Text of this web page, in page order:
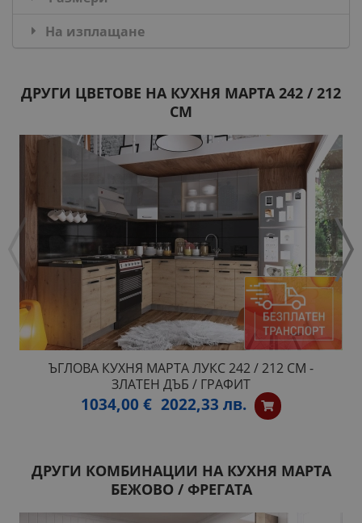
На изплащане
ДРУГИ ЦВЕТОВЕ НА КУХНЯ МАРТА 242 / 212
СМ
ЪГЛОВА КУХНЯ МАРТА ЛУКС 242 / 212 СМ -
ЗЛАТЕН ДЪБ / ГРАФИТ
1034,00 € 2022,33 лв.
ДРУГИ КОМБИНАЦИИ НА КУХНЯ МАРТА
БЕЖОВО / ФРЕГАТА